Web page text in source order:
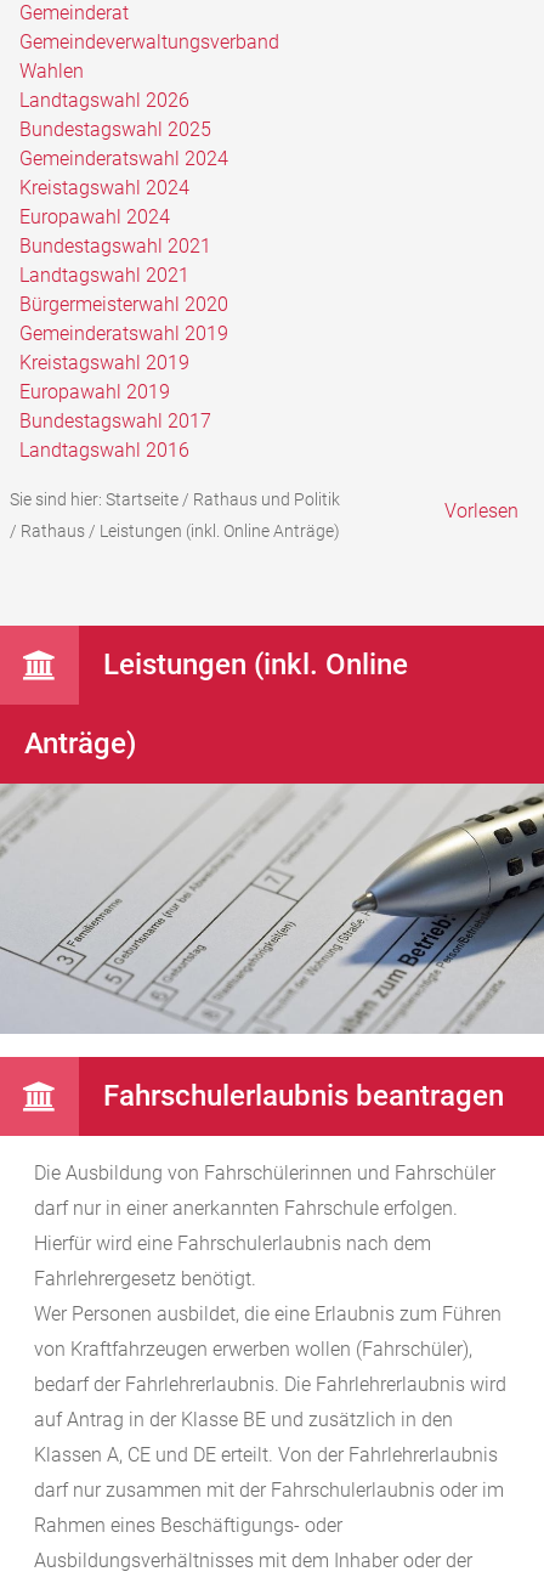
Gemeinderat
Gemeindeverwaltungsverband
Wahlen
Landtagswahl 2026
Bundestagswahl 2025
Gemeinderatswahl 2024
Kreistagswahl 2024
Europawahl 2024
Bundestagswahl 2021
Landtagswahl 2021
Bürgermeisterwahl 2020
Gemeinderatswahl 2019
Kreistagswahl 2019
Europawahl 2019
Bundestagswahl 2017
Landtagswahl 2016
Sie sind hier: Startseite/ Rathaus und Politik
/ Rathaus/ Leistungen (inkl. Online Anträge)
Vorlesen
Leistungen (inkl. Online
Anträge)
Fahrschulerlaubnis beantragen
Die Ausbildung von Fahrschülerinnen und Fahrschüler
darf nur in einer anerkannten Fahrschule erfolgen.
Hierfür wird eine Fahrschulerlaubnis nach dem
Fahrlehrergesetz benötigt.
Wer Personen ausbildet, die eine Erlaubnis zum Führen
von Kraftfahrzeugen erwerben wollen (Fahrschüler),
bedarf der Fahrlehrerlaubnis. Die Fahrlehrerlaubnis wird
auf Antrag in der Klasse BE und zusätzlich in den
Klassen A, CE und DE erteilt. Von der Fahrlehrerlaubnis
darf nur zusammen mit der Fahrschulerlaubnis oder im
Rahmen eines Beschäftigungs- oder
Ausbildungsverhältnisses mit dem Inhaber oder der